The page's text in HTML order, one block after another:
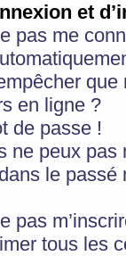
et
pas me
en ligne ?
de passe !
ne peux pas
le
pas
tous les